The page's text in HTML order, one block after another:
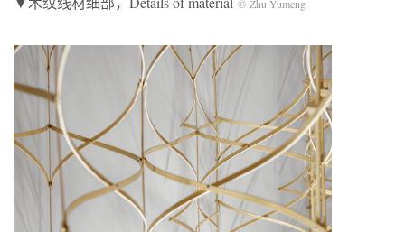
© Zhu Yumeng